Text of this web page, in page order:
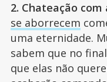
2. Chateação com
se aborrecem
uma eternidade.
sabem que no
que elas não